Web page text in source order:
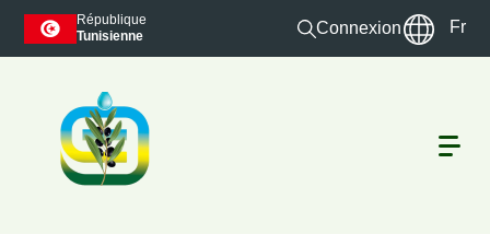
Skip to main content
République
Tunisienne
Connexion Fr